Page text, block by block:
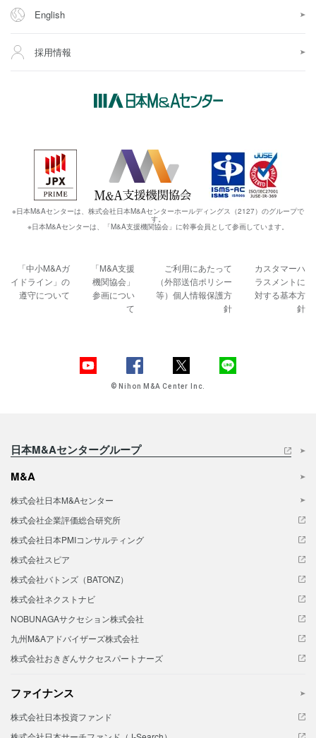
English
採用情報
※日本M&Aセンターは、株式会社日本M&Aセンターホールディングス（2127）のグループで
す。
※日本M&Aセンターは、「M&A支援機関協会」に幹事会員として参画しています。
「中小M&Aガ
イドライン」の
遵守について
「M&A支援
機関協会」
参画につい
て
ご利用にあたって
（外部送信ポリシー
等）個人情報保護方
針
カスタマーハ
ラスメントに
対する基本方
針
© Nihon M&A Center Inc.
日本M&Aセンターグループ
M&A
株式会社日本M&Aセンター
株式会社企業評価総合研究所
株式会社日本PMIコンサルティング
株式会社スピア
株式会社バトンズ（BATONZ）
株式会社ネクストナビ
NOBUNAGAサクセション株式会社
九州M&Aアドバイザーズ株式会社
株式会社おきぎんサクセスパートナーズ
ファイナンス
株式会社日本投資ファンド